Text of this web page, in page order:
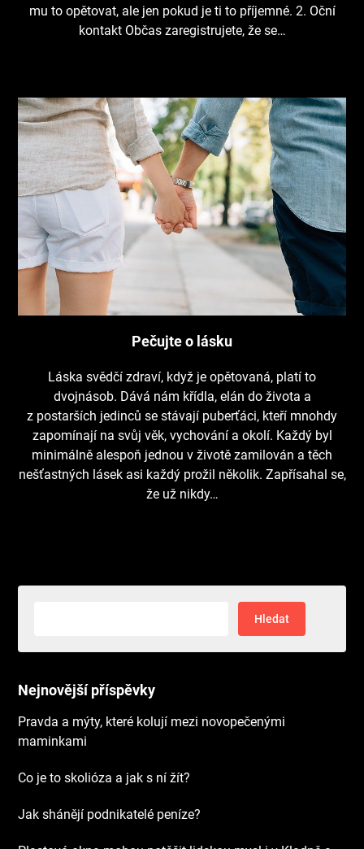
mu to opětovat, ale jen pokud je ti to příjemné. 2. Oční
kontakt Občas zaregistrujete, že se…
Pečujte o lásku
Láska svědčí zdraví, když je opětovaná, platí to
dvojnásob. Dává nám křídla, elán do života a
z postarších jedinců se stávají puberťáci, kteří mnohdy
zapomínají na svůj věk, vychování a okolí. Každý byl
minimálně alespoň jednou v životě zamilován a těch
nešťastných lásek asi každý prožil několik. Zapřísahal se,
že už nikdy…
Nejnovější příspěvky
Pravda a mýty, které kolují mezi novopečenými
maminkami
Co je to skolióza a jak s ní žít?
Jak shánějí podnikatelé peníze?